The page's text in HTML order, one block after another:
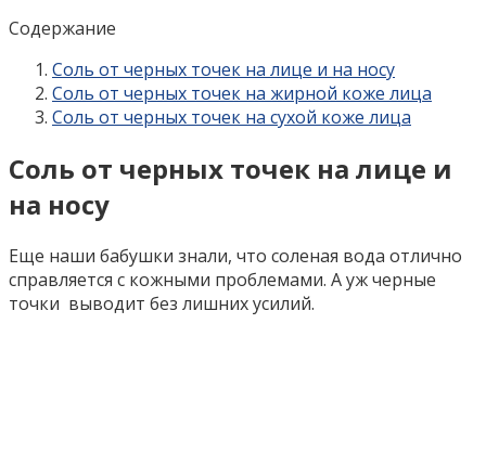
Содержание
Соль от черных точек на лице и на носу
Соль от черных точек на жирной коже лица
Соль от черных точек на сухой коже лица
Соль от черных точек на лице и
на носу
Еще наши бабушки знали, что соленая вода отлично
справляется с кожными проблемами. А уж черные
точки выводит без лишних усилий.